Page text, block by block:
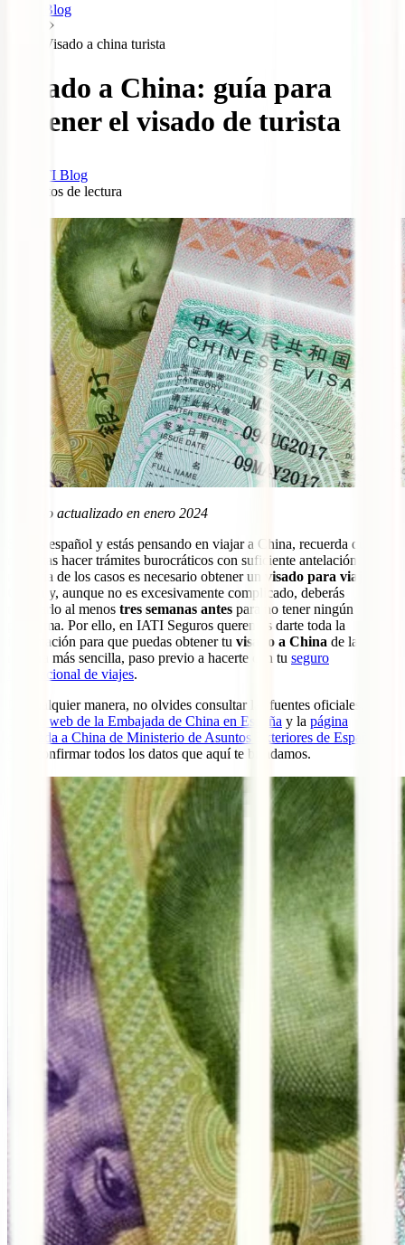
Blog
Visado a china turista
Visado a China: guía para
obtener el visado de turista
IATI Blog
minutos de lectura
Artículo actualizado en enero 2024
Si eres español y estás pensando en viajar a China, recuerda que
necesitas hacer trámites burocráticos con suficiente antelación. En la
mayoría de los casos es necesario obtener un
visado para viajar a
y, aunque no es excesivamente complicado, deberás
tramitarlo al menos tres semanas antes para no tener ningún
problema. Por ello, en IATI Seguros queremos darte toda la
información para que puedas obtener tu visado a China de la
manera más sencilla, paso previo a hacerte con tu seguro
internacional de viajes.
De cualquier manera, no olvides consultar las fuentes oficiales, la
página web de la Embajada de China en España y la página
dedicada a China de Ministerio de Asuntos Exteriores de España
para confirmar todos los datos que aquí te brindamos.